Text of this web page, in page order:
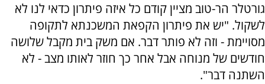
גורטלר הר-טוב מציין קודם כל איזה פיתרון כדאי לנו לא
לשקול. "יש את פיתרון הקפאת המשכנתא לתקופה
מסויימת - וזה לא פותר דבר. אם משק בית מקבל שלושה
חודשים של מנוחה אבל אחר כך חוזר לאותו מצב - לא
השתנה דבר".